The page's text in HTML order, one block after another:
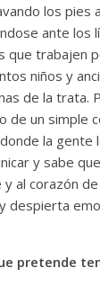
los pies
ante los
que trabajen
niños y
de la trata.
de un simple
la gente
y sabe
al corazón
despierta
pretende